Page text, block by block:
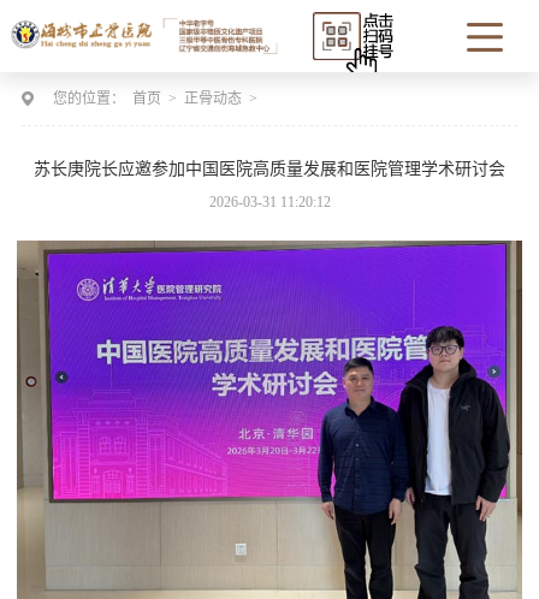
您的位置： 首页 > 正骨动态 >
苏长庚院长应邀参加中国医院高质量发展和医院管理学术研讨会
2026-03-31 11:20:12